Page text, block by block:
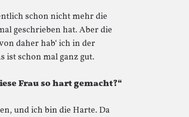
schon nicht mehr die
geschrieben hat. Aber die
daher hab‘ ich in der
ist schon mal ganz gut.
Frau so hart gemacht?“
und ich bin die Harte. Da